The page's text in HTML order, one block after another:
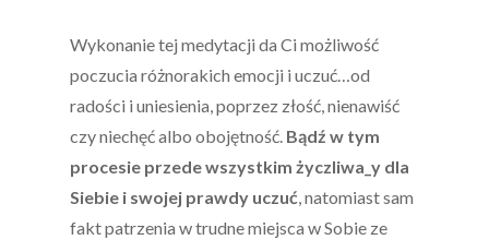
Wykonanie tej medytacji da Ci możliwość
poczucia różnorakich emocji i uczuć…od
radości i uniesienia, poprzez złość, nienawiść
czy niechęć albo obojętność. Bądź w tym
procesie przede wszystkim życzliwa_y dla
Siebie i swojej prawdy uczuć, natomiast sam
fakt patrzenia w trudne miejsca w Sobie ze